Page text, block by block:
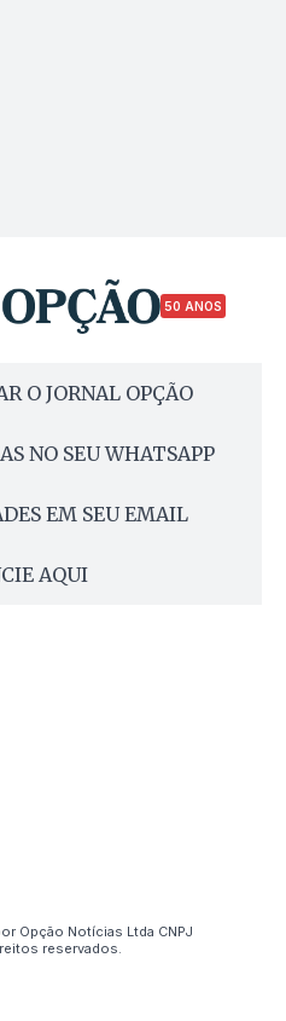
50 ANOS
O JORNAL OPÇÃO
NO SEU WHATSAPP
EM SEU EMAIL
AQUI
Opção Notícias Ltda CNPJ
reservados.